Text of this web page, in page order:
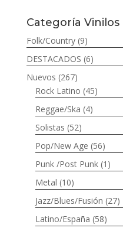
Categoría Vinilos
Folk/Country (9)
DESTACADOS (6)
Nuevos (267)
Rock Latino (45)
Reggae/Ska (4)
Solistas (52)
Pop/New Age (56)
Punk /Post Punk (1)
Metal (10)
Jazz/Blues/Fusión (27)
Latino/España (58)